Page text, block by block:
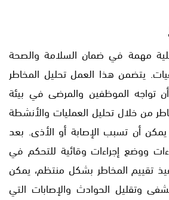
مهمة في ضمان السلامة والصحة
يتضمن هذا العمل تحليل المخاطر
تواجه الموظفين والمرضى في بيئة
من خلال تحليل العمليات والأنشطة
أن تسبب الإصابة أو الأذى. بعد
ووضع إجراءات وقائية للتحكم في
تقييم المخاطر بشكل منتظم، يمكن
وتقليل الحوادث والإصابات التي